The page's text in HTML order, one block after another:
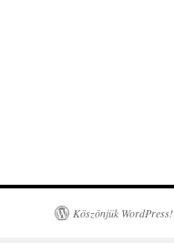
Köszönjük WordPress!